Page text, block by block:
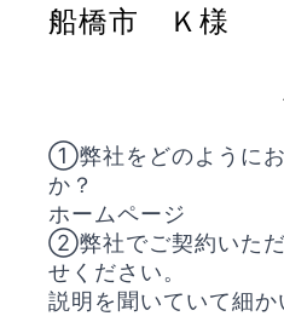
お問い
船橋市 Ｋ様
①弊社をどのようにお
か？
ホームページ
②弊社でご契約いた
せください。
説明を聞いていて細